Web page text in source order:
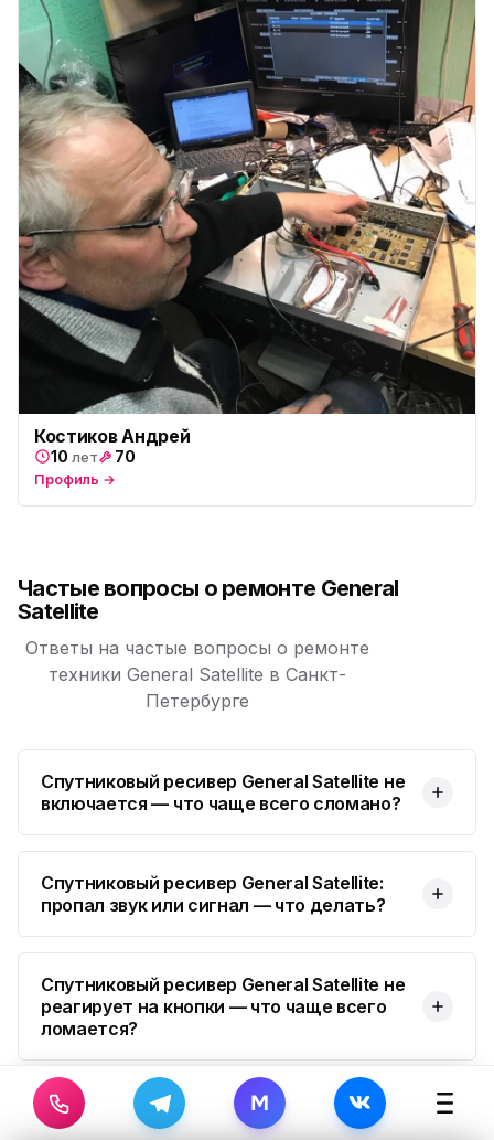
Костиков Андрей
10 лет 70
Профиль →
Частые вопросы о ремонте General
Satellite
Ответы на частые вопросы о ремонте
техники General Satellite в Санкт-
Петербурге
Спутниковый ресивер General Satellite не
включается — что чаще всего сломано?
Спутниковый ресивер General Satellite:
пропал звук или сигнал — что делать?
Спутниковый ресивер General Satellite не
реагирует на кнопки — что чаще всего
ломается?
Спутниковый ресивер General Satellite
выдаёт ошибку — что делать?
M